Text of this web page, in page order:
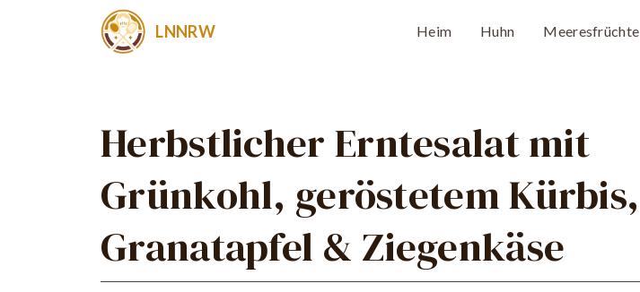
LNNRW Heim Huhn Meeresfrüchte
Herbstlicher Erntesalat mit
Grünkohl, geröstetem Kürbis,
Granatapfel & Ziegenkäse